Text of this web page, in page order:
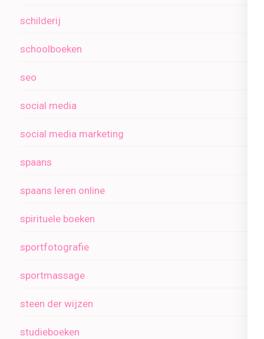
schilderij
schoolboeken
seo
social media
social media marketing
spaans
spaans leren online
spirituele boeken
sportfotografie
sportmassage
steen der wijzen
studieboeken